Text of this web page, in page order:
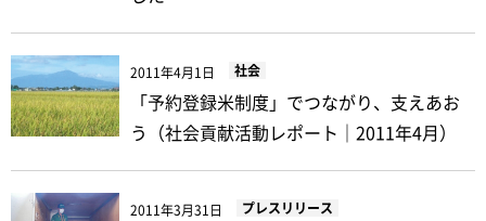
2011年4月1日 社会
「予約登録米制度」でつながり、支えあお
う（社会貢献活動レポート｜2011年4月）
2011年3月31日 プレスリリース